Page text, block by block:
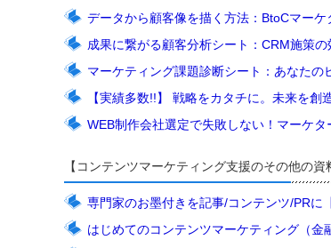
データから顧客像を描く方法：BtoCマー
成果に繋がる顧客分析シート：CRM施策
マーケティング課題診断シート：あなた
【実績多数!!】 戦略をカタチに。未来を
WEB制作会社選定で失敗しない！マーケ
【コンテンツマーケティング支援のその他の資
専門家のお墨付きを記事/コンテンツ/PRに
はじめてのコンテンツマーケティング（金